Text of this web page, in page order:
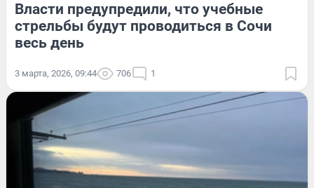
Власти предупредили, что учебные
стрельбы будут проводиться в Сочи
весь день
3 марта, 2026, 09:44 706 1